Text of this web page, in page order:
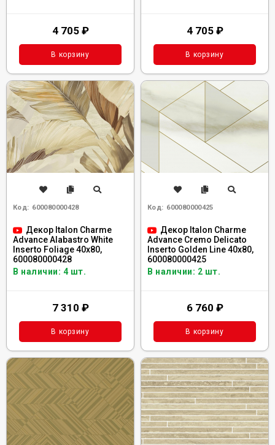
4 705 ₽
В корзину
4 705 ₽
В корзину
Код: 600080000428
Декор Italon Charme
Advance Alabastro White
Inserto Foliage 40x80,
600080000428
В наличии: 4 шт.
7 310 ₽
В корзину
Код: 600080000425
Декор Italon Charme
Advance Cremo Delicato
Inserto Golden Line 40x80,
600080000425
В наличии: 2 шт.
6 760 ₽
В корзину